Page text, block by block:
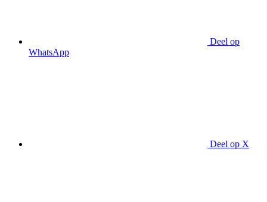
Deel op
WhatsApp
Deel op X